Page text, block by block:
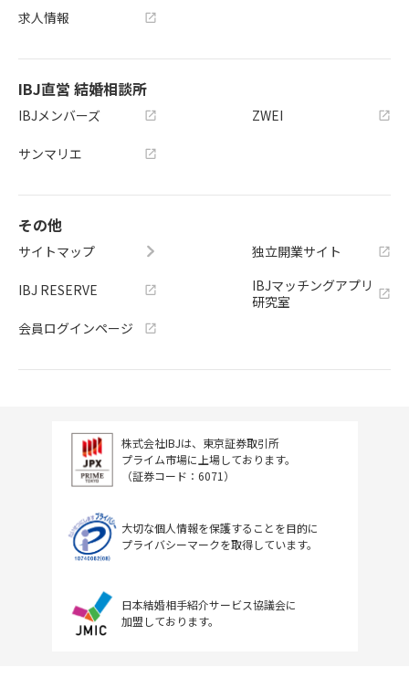
求人情報
IBJ直営 結婚相談所
IBJメンバーズ
サンマリエ
ZWEI
その他
サイトマップ
IBJ RESERVE
会員ログインページ
独立開業サイト
IBJマッチングアプリ
研究室
株式会社IBJは、東京証券取引所
プライム市場に上場しております。
（証券コード：6071）
大切な個人情報を保護することを目的に
プライバシーマークを取得しています。
日本結婚相手紹介サービス協議会に
加盟しております。